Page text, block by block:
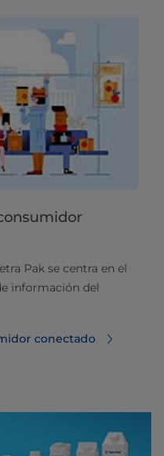
Pak se centra en el
información del
conectado